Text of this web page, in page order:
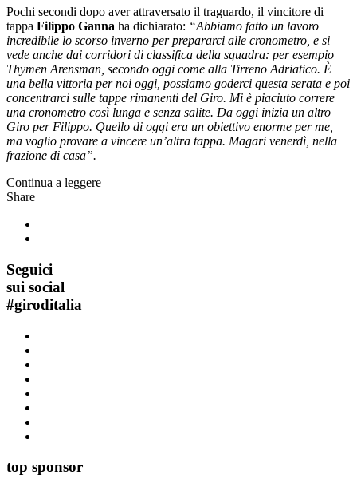
Pochi secondi dopo aver attraversato il traguardo, il vincitore di
tappa Filippo Ganna ha dichiarato: “Abbiamo fatto un lavoro
incredibile lo scorso inverno per prepararci alle cronometro, e si
vede anche dai corridori di classifica della squadra: per esempio
Thymen Arensman, secondo oggi come alla Tirreno Adriatico. È
una bella vittoria per noi oggi, possiamo goderci questa serata e poi
concentrarci sulle tappe rimanenti del Giro. Mi è piaciuto correre
una cronometro così lunga e senza salite. Da oggi inizia un altro
Giro per Filippo. Quello di oggi era un obiettivo enorme per me,
ma voglio provare a vincere un’altra tappa. Magari venerdì, nella
frazione di casa”.
Continua a leggere
Share
Seguici
sui social
#giroditalia
top sponsor